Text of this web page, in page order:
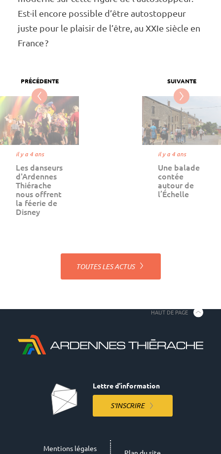
Est-il encore possible d’être autos­top­peur
juste pour le plai­sir de l’être, au XXIe siècle en
France ?
Les danseurs
d'Ardennes
Thiérache
nous offrent
la féerie de
Disney
il y a 4 ans
Une balade
contée
autour de
l’Échelle
il y a 4 ans
TOUTES LES ACTUS
Lettre d'information
S'INSCRIRE
Mentions légales
HAUT DE PAGE